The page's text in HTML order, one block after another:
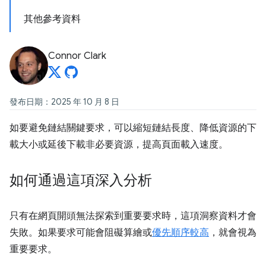
其他參考資料
Connor Clark
發布日期：2025 年 10 月 8 日
如要避免鏈結關鍵要求，可以縮短鏈結長度、降低資源的下
載大小或延後下載非必要資源，提高頁面載入速度。
如何通過這項深入分析
只有在網頁開頭無法探索到重要要求時，這項洞察資料才會
失敗。如果要求可能會阻礙算繪或優先順序較高 ，就會視為
重要要求。